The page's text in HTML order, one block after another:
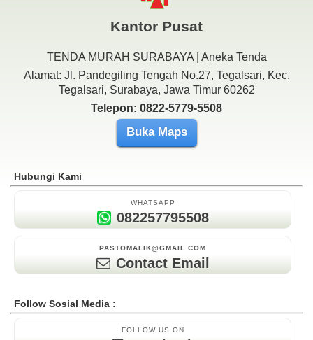
Kantor Pusat
TENDA MURAH SURABAYA | Aneka Tenda
Alamat: Jl. Pandegiling Tengah No.27, Tegalsari, Kec.
Tegalsari, Surabaya, Jawa Timur 60262
Telepon: 0822-5779-5508
Buka Maps
Hubungi Kami
WHATSAPP
082257795508
PASTOMALIK@GMAIL.COM
Contact Email
Follow Sosial Media :
FOLLOW US ON